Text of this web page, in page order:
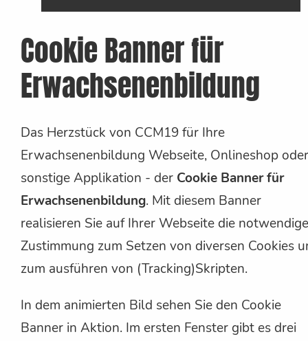
Cookie Banner für
Erwachsenenbildung
Das Herzstück von CCM19 für Ihre
Erwachsenenbildung Webseite, Onlineshop oder
sonstige Applikation - der Cookie Banner für
Erwachsenenbildung. Mit diesem Banner
realisieren Sie auf Ihrer Webseite die notwendige
Zustimmung zum Setzen von diversen Cookies
zum ausführen von (Tracking)Skripten.
In dem animierten Bild sehen Sie den Cookie
Banner in Aktion. Im ersten Fenster gibt es drei